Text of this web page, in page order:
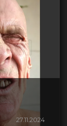
27.11.2024